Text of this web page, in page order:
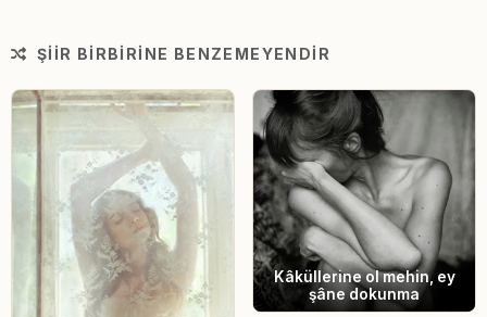
ŞIIR BIRBIRINE BENZEMEYENDIR
Kâküllerine ol mehin, ey
şâne dokunma